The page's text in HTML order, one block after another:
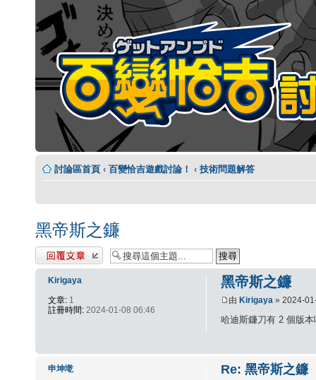
討論區首頁 ‹ 百變恰吉遊戲討論！ ‹ 技術問題解答
黑帝斯之鐮
發表回覆
黑帝斯之鐮
由 Kirigaya » 2024-
哈迪斯鐮刀有 2 個版
Kirigaya
文章: 1
註冊時間: 2024-01-08 06:46
Re: 黑帝斯之鐮
申坤墘